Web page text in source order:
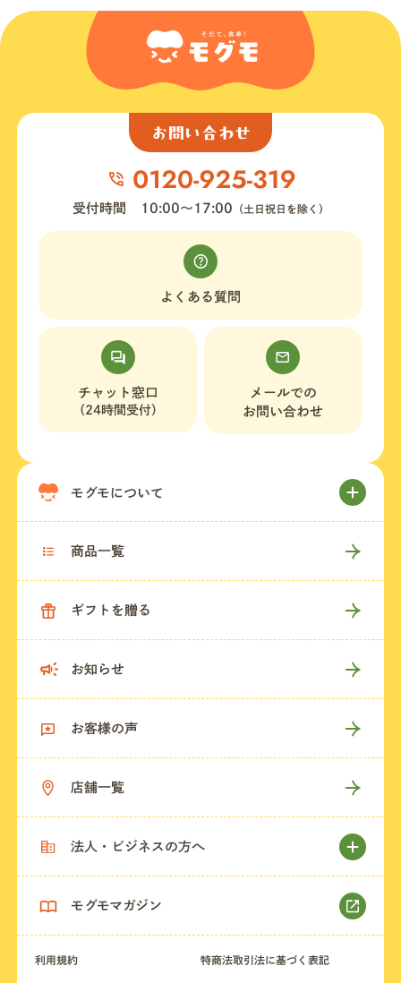
お問い合わせ
受付時間 10:00〜17:00 （土日祝日を除く）
よくある質問
チャット窓口
（24時間受付）
メールでの
お問い合わせ
モグモについて
商品一覧
ギフトを贈る
お知らせ
お客様の声
店舗一覧
法人・ビジネスの方へ
モグモマガジン
利用規約 特商法取引法に基づく表記